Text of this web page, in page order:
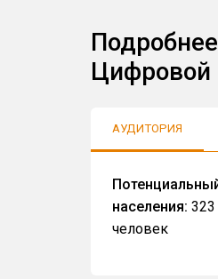
Цифровой
АУДИТОРИЯ
населения: 323
человек